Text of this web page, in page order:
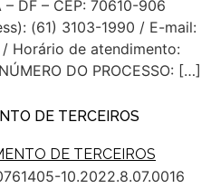
– DF – CEP: 70610-906
(61) 3103-1990 / E-mail:
Horário de atendimento:
DO PROCESSO: […]
DE TERCEIROS
10.2022.8.07.0016